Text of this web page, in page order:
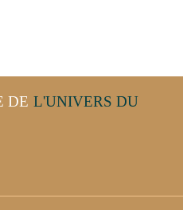
DE L'UNIVERS DU